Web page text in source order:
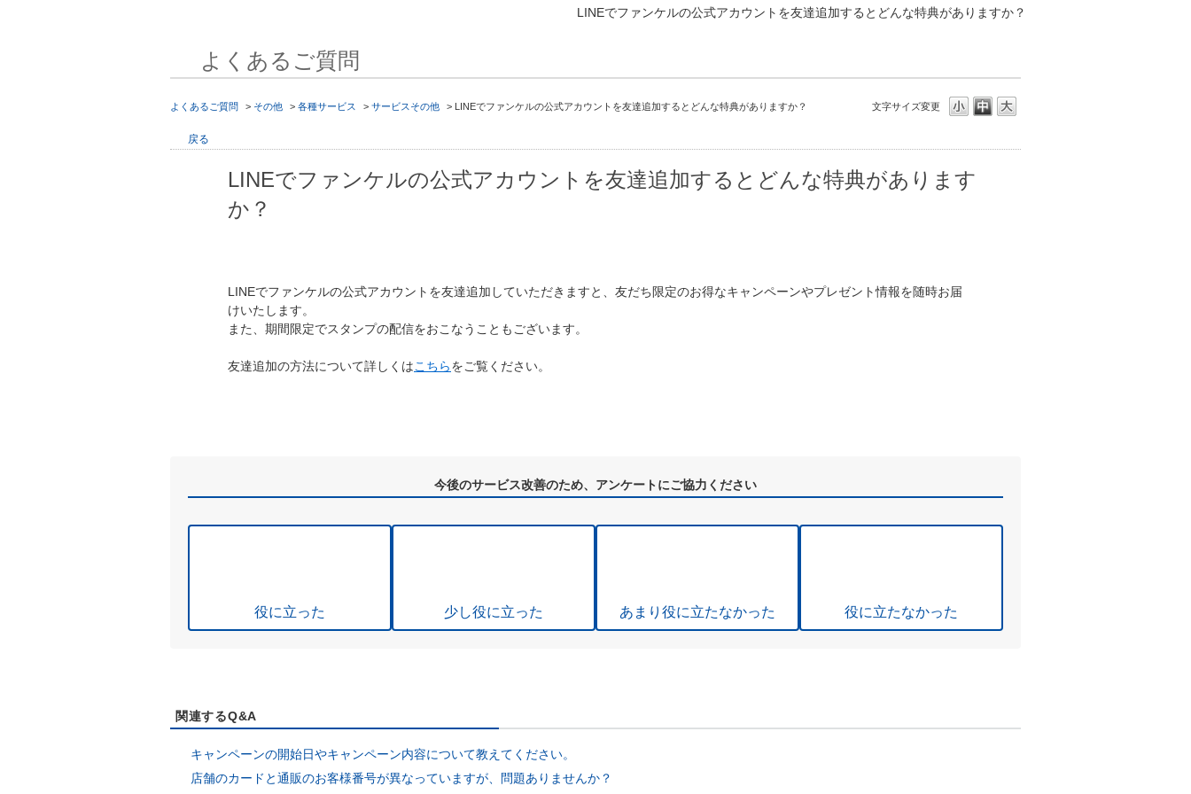
LINEでファンケルの公式アカウントを友達追加するとどんな特典がありますか？
よくあるご質問
文字サイズ変更
よくあるご質問 > その他 > 各種サービス > サービスその他 > LINEでファンケルの公式アカウントを友達追加するとどんな特典がありますか？
戻る
LINEでファンケルの公式アカウントを友達追加するとどんな特典があります
か？
LINEでファンケルの公式アカウントを友達追加していただきますと、友だち限定のお得なキャンペーンやプレゼント情報を随時お届
けいたします。
また、期間限定でスタンプの配信をおこなうこともございます。
友達追加の方法について詳しくはこちらをご覧ください。
今後のサービス改善のため、アンケートにご協力ください
役に立った 少し役に立った あまり役に立たなかった 役に立たなかった
関連するQ&A
キャンペーンの開始日やキャンペーン内容について教えてください。
店舗のカードと通販のお客様番号が異なっていますが、問題ありませんか？